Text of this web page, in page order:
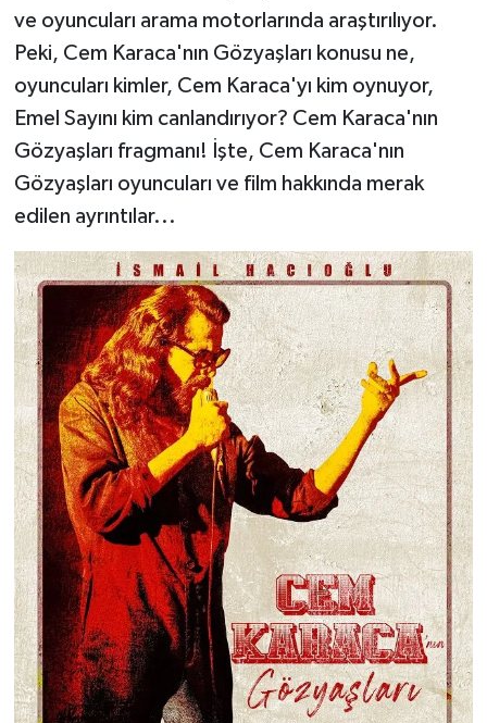
ve oyuncuları arama motorlarında araştırılıyor.
Peki, Cem Karaca'nın Gözyaşları konusu ne,
oyuncuları kimler, Cem Karaca'yı kim oynuyor,
Emel Sayını kim canlandırıyor? Cem Karaca'nın
Gözyaşları fragmanı! İşte, Cem Karaca'nın
Gözyaşları oyuncuları ve film hakkında merak
edilen ayrıntılar...